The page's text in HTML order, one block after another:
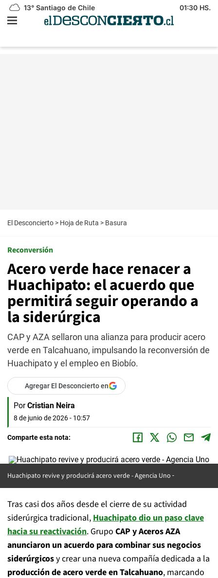
13° Santiago de Chile 01:30 HS.
El Desconcierto > Hoja de Ruta > Basura
Reconversión
Acero verde hace renacer a
Huachipato: el acuerdo que
permitirá seguir operando a
la siderúrgica
CAP y AZA sellaron una alianza para producir acero
verde en Talcahuano, impulsando la reconversión de
Huachipato y el empleo en Biobío.
Agregar El Desconcierto en
Por Cristian Neira
8 de junio de 2026 - 10:57
Comparte esta nota:
Huachipato revive y producirá acero verde -Agencia Uno
Tras casi dos años desde el cierre de su actividad
siderúrgica tradicional,Huachipato dio un paso clave
hacia su reactivación. Grupo CAP y Aceros AZA
anunciaron un acuerdo para combinar sus negocios
siderúrgicosy crear una nueva compañía dedicada a la
producción de acero verde en Talcahuano, marcando